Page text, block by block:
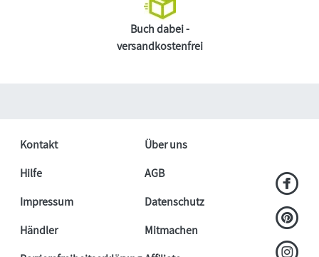
Buch dabei -
versandkostenfrei
Kontakt
Über uns
Hilfe
AGB
Impressum
Datenschutz
Händler
Mitmachen